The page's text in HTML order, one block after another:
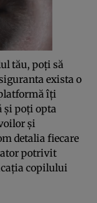
tău, poți să
exista o
îți
și poți opta
și
detalia fiecare
potrivit
copilului